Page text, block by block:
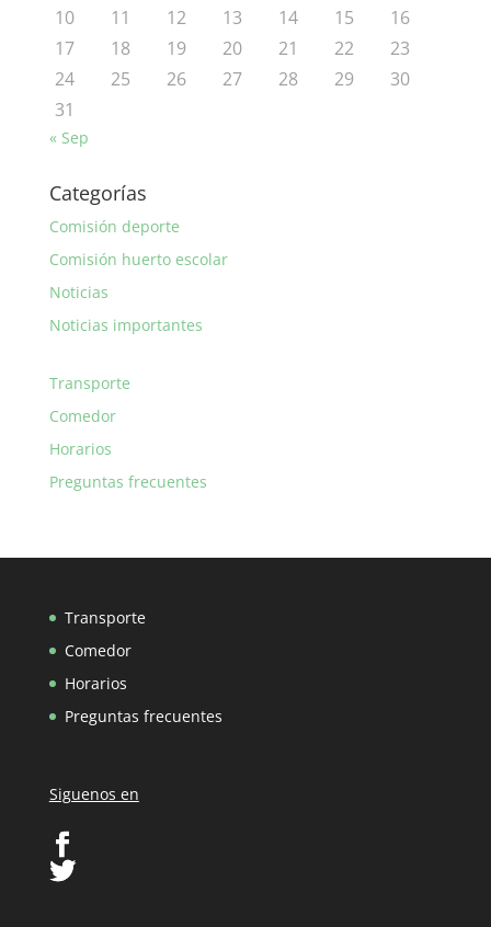
10
11 12 13 14 15
16
17
18 19 20 21 22
23
24
25 26 27 28 29
30
31
« Sep
Categorías
Comisión deporte
Comisión huerto escolar
Noticias
Noticias importantes
Transporte
Comedor
Horarios
Preguntas frecuentes
Transporte
Comedor
Horarios
Preguntas frecuentes
Siguenos en